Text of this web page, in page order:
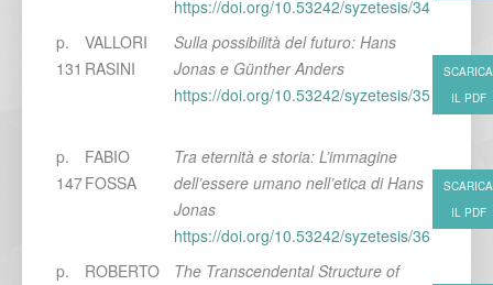
https://doi.org/10.53242/syzetesis/34
p.
131
VALLORI
RASINI
Sulla possibilità del futuro: Hans
Jonas e Günther Anders
https://doi.org/10.53242/syzetesis/35
SCARICA
IL PDF
p.
147
FABIO
FOSSA
Tra eternità e storia: L’immagine
dell’essere umano nell’etica di Hans
Jonas
https://doi.org/10.53242/syzetesis/36
SCARICA
IL PDF
p.
ROBERTO
The Transcendental Structure of